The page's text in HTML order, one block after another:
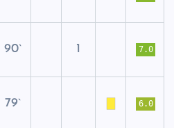
90` 1 7.0
79` 6.0